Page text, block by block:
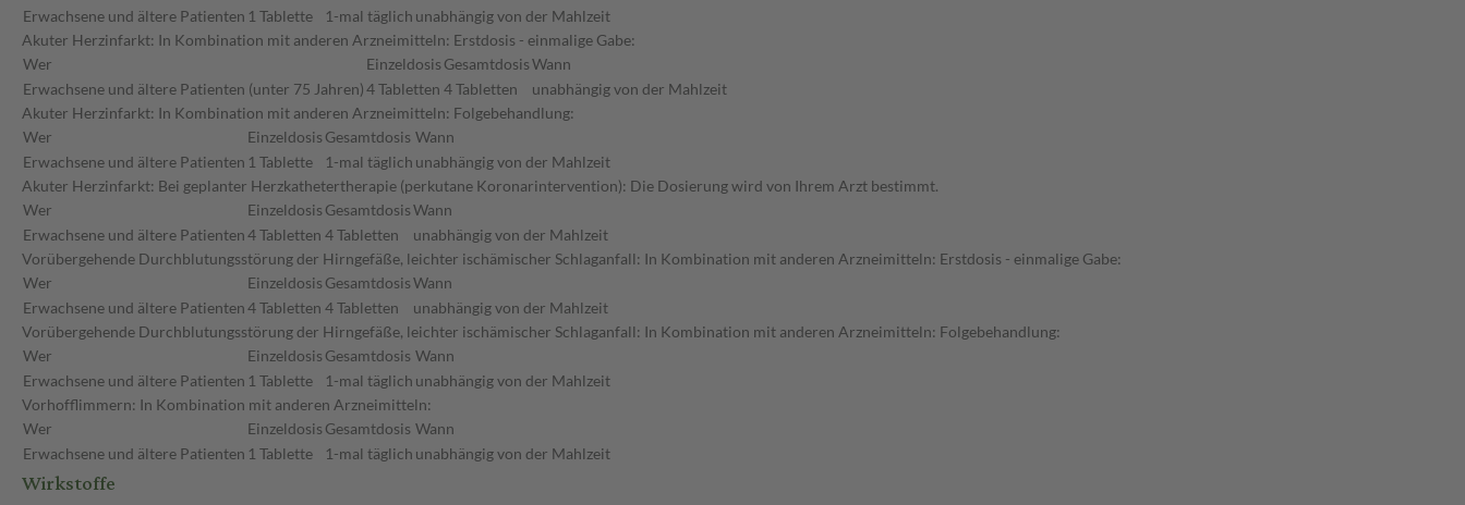
Erwachsene und ältere Patienten 1 Tablette 1-mal täglich unabhängig von der Mahlzeit
Akuter Herzinfarkt: In Kombination mit anderen Arzneimitteln: Erstdosis - einmalige Gabe:
Wer
Einzeldosis GesamtdosisWann
Erwachsene und ältere Patienten (unter 75 Jahren)4 Tabletten 4 Tabletten
unabhängig von der Mahlzeit
Akuter Herzinfarkt: In Kombination mit anderen Arzneimitteln: Folgebehandlung:
Wer
Einzeldosis Gesamtdosis Wann
Erwachsene und ältere Patienten 1 Tablette 1-mal täglich unabhängig von der Mahlzeit
Akuter Herzinfarkt: Bei geplanter Herzkathetertherapie (perkutane Koronarintervention): Die Dosierung wird von Ihrem Arzt bestimmt.
Wer
Einzeldosis GesamtdosisWann
Erwachsene und ältere Patienten4 Tabletten 4 Tabletten
unabhängig von der Mahlzeit
Vorübergehende Durchblutungsstörung der Hirngefäße, leichter ischämischer Schlaganfall: In Kombination mit anderen Arzneimitteln: Erstdosis - einmalige Gabe:
Wer
Einzeldosis GesamtdosisWann
Erwachsene und ältere Patienten4 Tabletten 4 Tabletten
unabhängig von der Mahlzeit
Vorübergehende Durchblutungsstörung der Hirngefäße, leichter ischämischer Schlaganfall: In Kombination mit anderen Arzneimitteln: Folgebehandlung:
Wer
Einzeldosis Gesamtdosis Wann
Erwachsene und ältere Patienten 1 Tablette 1-mal täglich unabhängig von der Mahlzeit
Vorhofflimmern: In Kombination mit anderen Arzneimitteln:
Wer
Einzeldosis Gesamtdosis Wann
Erwachsene und ältere Patienten 1 Tablette 1-mal täglich unabhängig von der Mahlzeit
Wirkstoffe